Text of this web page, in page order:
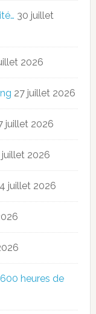
30 juillet
2026
27 juillet 2026
juillet 2026
juillet 2026
juillet 2026
heures de